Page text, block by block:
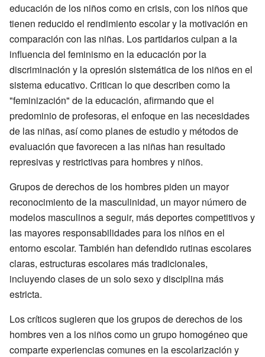
educación de los niños como en crisis, con los niños que
tienen reducido el rendimiento escolar y la motivación en
comparación con las niñas. Los partidarios culpan a la
influencia del feminismo en la educación por la
discriminación y la opresión sistemática de los niños en el
sistema educativo. Critican lo que describen como la
"feminización" de la educación, afirmando que el
predominio de profesoras, el enfoque en las necesidades
de las niñas, así como planes de estudio y métodos de
evaluación que favorecen a las niñas han resultado
represivas y restrictivas para hombres y niños.
Grupos de derechos de los hombres piden un mayor
reconocimiento de la masculinidad, un mayor número de
modelos masculinos a seguir, más deportes competitivos y
las mayores responsabilidades para los niños en el
entorno escolar. También han defendido rutinas escolares
claras, estructuras escolares más tradicionales,
incluyendo clases de un solo sexo y disciplina más
estricta.
Los críticos sugieren que los grupos de derechos de los
hombres ven a los niños como un grupo homogéneo que
comparte experiencias comunes en la escolarización y